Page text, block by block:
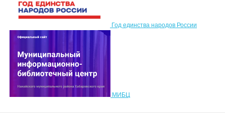
Год единства народов России
МИБЦ